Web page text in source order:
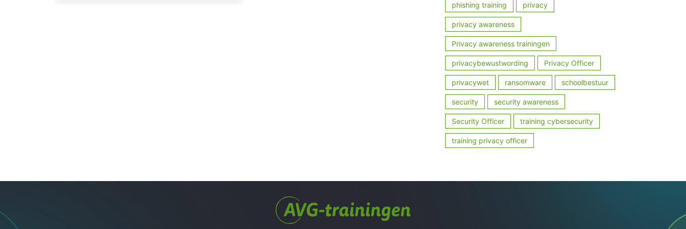
phishing training privacy
privacy awareness
Privacy awareness trainingen
privacybewustwording Privacy Officer
privacywet ransomware schoolbestuur
security security awareness
Security Officer training cybersecurity
training privacy officer